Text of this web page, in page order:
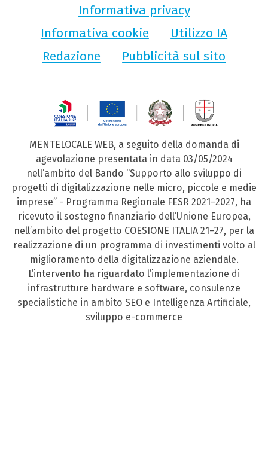
Informativa privacy
Informativa cookie
Utilizzo IA
Redazione
Pubblicità sul sito
MENTELOCALE WEB, a seguito della domanda di
agevolazione presentata in data 03/05/2024
nell’ambito del Bando “Supporto allo sviluppo di
progetti di digitalizzazione nelle micro, piccole e medie
imprese” - Programma Regionale FESR 2021–2027, ha
ricevuto il sostegno finanziario dell’Unione Europea,
nell’ambito del progetto COESIONE ITALIA 21–27, per la
realizzazione di un programma di investimenti volto al
miglioramento della digitalizzazione aziendale.
L’intervento ha riguardato l’implementazione di
infrastrutture hardware e software, consulenze
specialistiche in ambito SEO e Intelligenza Artificiale,
sviluppo e-commerce